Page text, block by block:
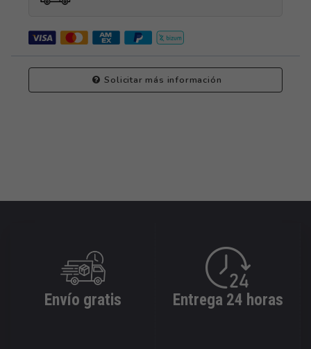
Solicitar más información
Envío gratis Entrega 24 horas